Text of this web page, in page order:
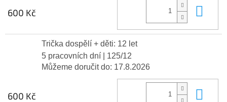
600 Kč
Trička dospělí + děti: 12 let
5 pracovních dní
| 125/12
Můžeme doručit do: 17.8.2026
600 Kč